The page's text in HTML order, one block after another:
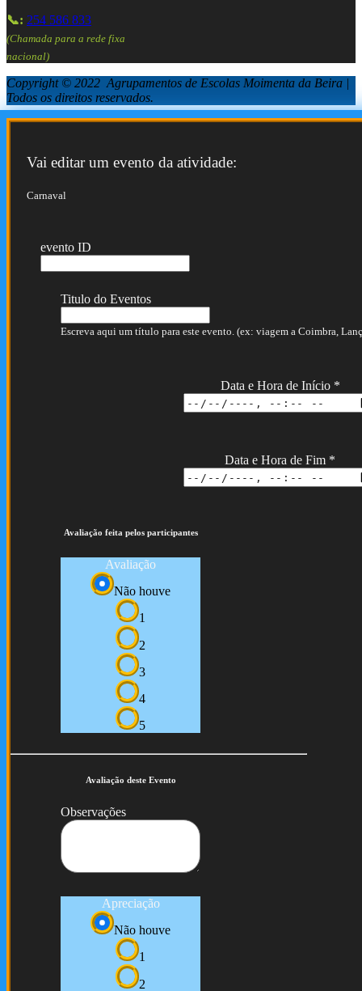
📞: 254 586 833
(Chamada para a rede fixa
nacional)
Copyright © 2022 Agrupamentos de Escolas Moimenta da Beira |
Todos os direitos reservados.
Vai editar um evento da atividade:
Carnaval
evento ID
Titulo do Eventos
Escreva aqui um título para este evento. (ex: viagem a Coimbra,
Data e Hora de Início *
Data e Hora de Fim *
Avaliação feita pelos participantes
Avaliação
Não houve
1
2
3
4
5
Avaliação deste Evento
Observações
Apreciação
Não houve
1
2